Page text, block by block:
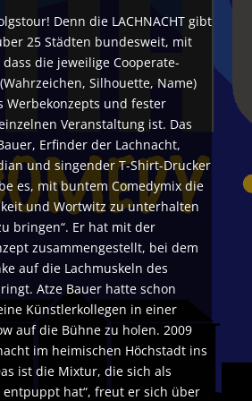
Denn die LACHNACHT gibt
25 Städten bundesweit, mit
die jeweilige Cooperate-
Silhouette, Name)
Werbekonzepts und fester
Veranstaltung ist. Das
Erfinder der Lachnacht,
und singender T-Shirt-Drucker
es, mit buntem Comedymix die
und Wortwitz zu unterhalten
bringen“. Er hat mit der
zusammengestellt, bei dem
auf die Lachmuskeln des
Atze Bauer hatte schon
Künstlerkollegen in einer
auf die Bühne zu holen. 2009
im heimischen Höchstadt ins
ist die Mixtur, die sich als
entpuppt hat“, freut er sich über